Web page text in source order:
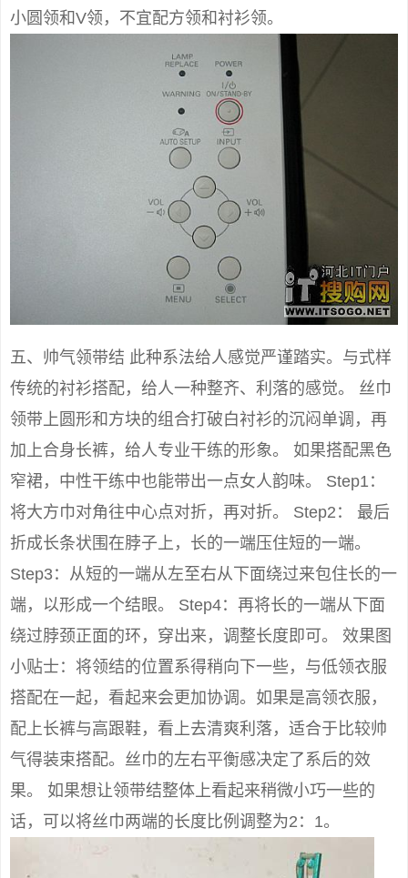
小圆领和V领，不宜配方领和衬衫领。
五、帅气领带结 此种系法给人感觉严谨踏实。与式样
传统的衬衫搭配，给人一种整齐、利落的感觉。 丝巾
领带上圆形和方块的组合打破白衬衫的沉闷单调，再
加上合身长裤，给人专业干练的形象。 如果搭配黑色
窄裙，中性干练中也能带出一点女人韵味。 Step1：
将大方巾对角往中心点对折，再对折。 Step2： 最后
折成长条状围在脖子上，长的一端压住短的一端。
Step3：从短的一端从左至右从下面绕过来包住长的一
端，以形成一个结眼。 Step4：再将长的一端从下面
绕过脖颈正面的环，穿出来，调整长度即可。 效果图
小贴士：将领结的位置系得稍向下一些，与低领衣服
搭配在一起，看起来会更加协调。如果是高领衣服，
配上长裤与高跟鞋，看上去清爽利落，适合于比较帅
气得装束搭配。丝巾的左右平衡感决定了系后的效
果。 如果想让领带结整体上看起来稍微小巧一些的
话，可以将丝巾两端的长度比例调整为2：1。